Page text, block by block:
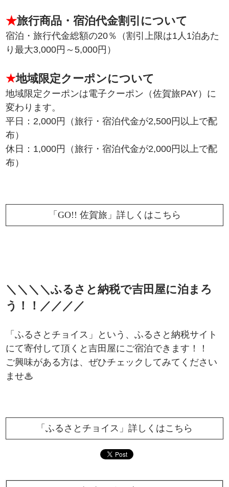
★旅行商品・宿泊代金割引について
宿泊・旅行代金総額の20％（割引上限は1人1泊あた
り最大3,000円～5,000円）
★地域限定クーポンについて
地域限定クーポンは電子クーポン（佐賀旅PAY）に
変わります。
平日：2,000円（旅行・宿泊代金が2,500円以上で配
布）
休日：1,000円（旅行・宿泊代金が2,000円以上で配
布）
「GO!! 佐賀旅」詳しくはこちら
＼＼＼＼ふるさと納税で吉田屋に泊まろ
う！！／／／／
「ふるさとチョイス」という、ふるさと納税サイト
にて寄付して頂くと吉田屋にご宿泊できます！！
ご興味がある方は、ぜひチェックしてみてください
ませ♨
「ふるさとチョイス」詳しくはこちら